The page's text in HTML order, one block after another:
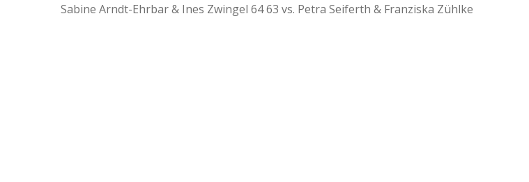
Sabine Arndt-Ehrbar & Ines Zwingel 64 63 vs. Petra Seiferth & Franziska Zühlke